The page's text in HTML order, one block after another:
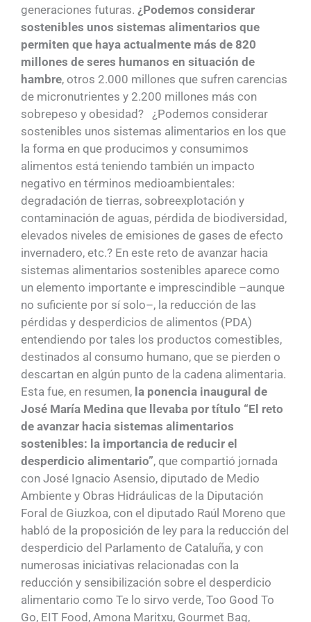
generaciones futuras. ¿Podemos considerar
sostenibles unos sistemas alimentarios que
permiten que haya actualmente más de 820
millones de seres humanos en situación de
hambre, otros 2.000 millones que sufren carencias
de micronutrientes y 2.200 millones más con
sobrepeso y obesidad? ¿Podemos considerar
sostenibles unos sistemas alimentarios en los que
la forma en que producimos y consumimos
alimentos está teniendo también un impacto
negativo en términos medioambientales:
degradación de tierras, sobreexplotación y
contaminación de aguas, pérdida de biodiversidad,
elevados niveles de emisiones de gases de efecto
invernadero, etc.? En este reto de avanzar hacia
sistemas alimentarios sostenibles aparece como
un elemento importante e imprescindible –aunque
no suficiente por sí solo–, la reducción de las
pérdidas y desperdicios de alimentos (PDA)
entendiendo por tales los productos comestibles,
destinados al consumo humano, que se pierden o
descartan en algún punto de la cadena alimentaria.
Esta fue, en resumen, la ponencia inaugural de
José María Medina que llevaba por título “El reto
de avanzar hacia sistemas alimentarios
sostenibles: la importancia de reducir el
desperdicio alimentario”, que compartió jornada
con José Ignacio Asensio, diputado de Medio
Ambiente y Obras Hidráulicas de la Diputación
Foral de Giuzkoa, con el diputado Raúl Moreno que
habló de la proposición de ley para la reducción del
desperdicio del Parlamento de Cataluña, y con
numerosas iniciativas relacionadas con la
reducción y sensibilización sobre el desperdicio
alimentario como Te lo sirvo verde, Too Good To
Go, EIT Food, Amona Maritxu, Gourmet Bag,